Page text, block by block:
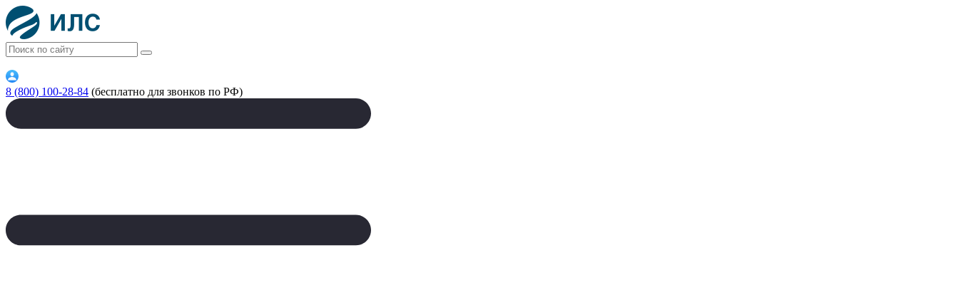
8 (800) 100-28-84 (бесплатно для звонков по РФ)